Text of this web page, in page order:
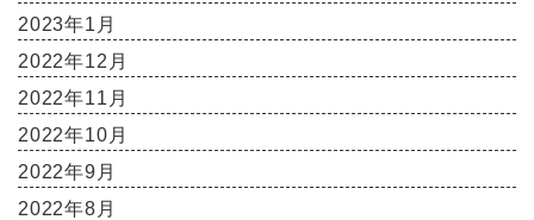
2023年1月
2022年12月
2022年11月
2022年10月
2022年9月
2022年8月